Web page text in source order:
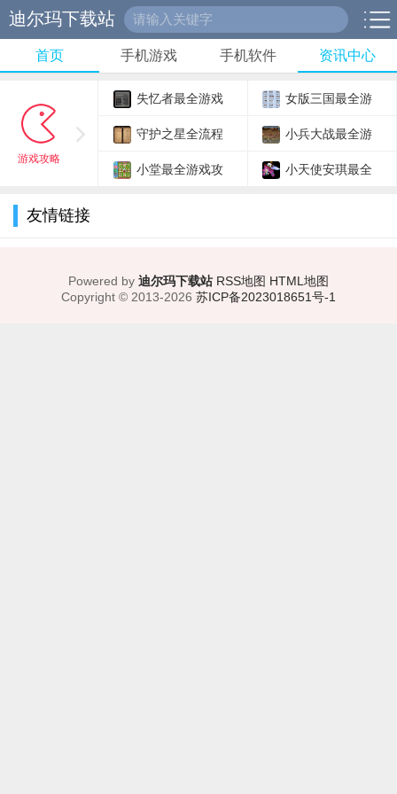
迪尔玛下载站
首页 手机游戏 手机软件 资讯中心
游戏攻略
攻略解说_失忆者最
新游戏技巧通关
女版三国最全游
戏攻略解说_女版三
国最新游戏技巧通关
攻略解说_守护之星
小兵大战最全游
戏攻略解说_小兵大
小天使安琪最全
通关
友情链接
Powered by 迪尔玛下载站 RSS地图 HTML地图
Copyright © 2013-2026 苏ICP备2023018651号-1